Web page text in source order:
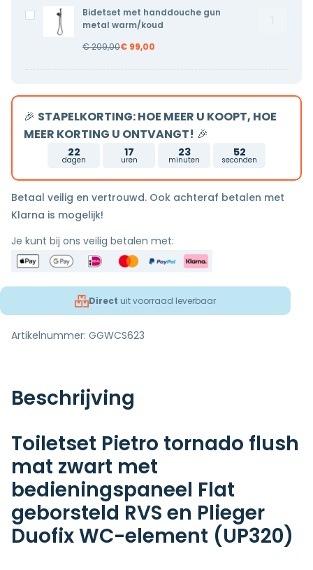
metal
koud
Bidetset
met
handdouche
gun
Bidetset met handdouche gun
metal warm/koud
gun
warm/
aantal
€209,00€ 99,00
🎉 STAPELKORTING: HOE MEER U KOOPT, HOE
MEER KORTING U ONTVANGT! 🎉
22
dagen
17
uren
23
minuten
51
seconden
Betaal veilig en vertrouwd. Ook achteraf betalen met
Klarna is mogelijk!
Je kunt bij ons veilig betalen met:
Direct uit voorraad leverbaar
Artikelnummer: GGWCS623
Beschrijving
Toiletset Pietro tornado flush
mat zwart met
bedieningspaneel Flat
geborsteld RVS en Plieger
Duofix WC-element (UP320)